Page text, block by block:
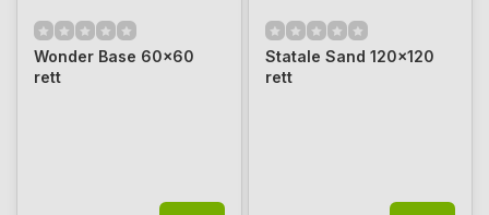
Wonder Base 60x60
rett
Statale Sand 120x120
rett